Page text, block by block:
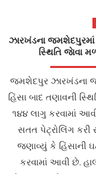
ઝારખંડના જમશેદપુરમાં
સ્થિતિ જાેવા
જમશેદપુર ઝારખંડના
હિંસા બાદ તણાવની
૧૪૪ લાગુ કરવામાં
સતત પેટ્રોલિંગ
જણાવ્યું કે હિંસાની
કરવામાં આવી છે.